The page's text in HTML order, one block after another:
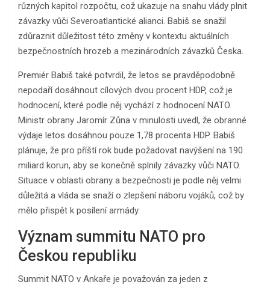
různých kapitol rozpočtu, což ukazuje na snahu vlády plnit
závazky vůči Severoatlantické alianci. Babiš se snažil
zdůraznit důležitost této změny v kontextu aktuálních
bezpečnostních hrozeb a mezinárodních závazků Česka.
Premiér Babiš také potvrdil, že letos se pravděpodobně
nepodaří dosáhnout cílových dvou procent HDP, což je
hodnocení, které podle něj vychází z hodnocení NATO.
Ministr obrany Jaromír Zůna v minulosti uvedl, že obranné
výdaje letos dosáhnou pouze 1,78 procenta HDP. Babiš
plánuje, že pro příští rok bude požadovat navýšení na 190
miliard korun, aby se konečně splnily závazky vůči NATO.
Situace v oblasti obrany a bezpečnosti je podle něj velmi
důležitá a vláda se snaží o zlepšení náboru vojáků, což by
mělo přispět k posílení armády.
Význam summitu NATO pro
Českou republiku
Summit NATO v Ankaře je považován za jeden z